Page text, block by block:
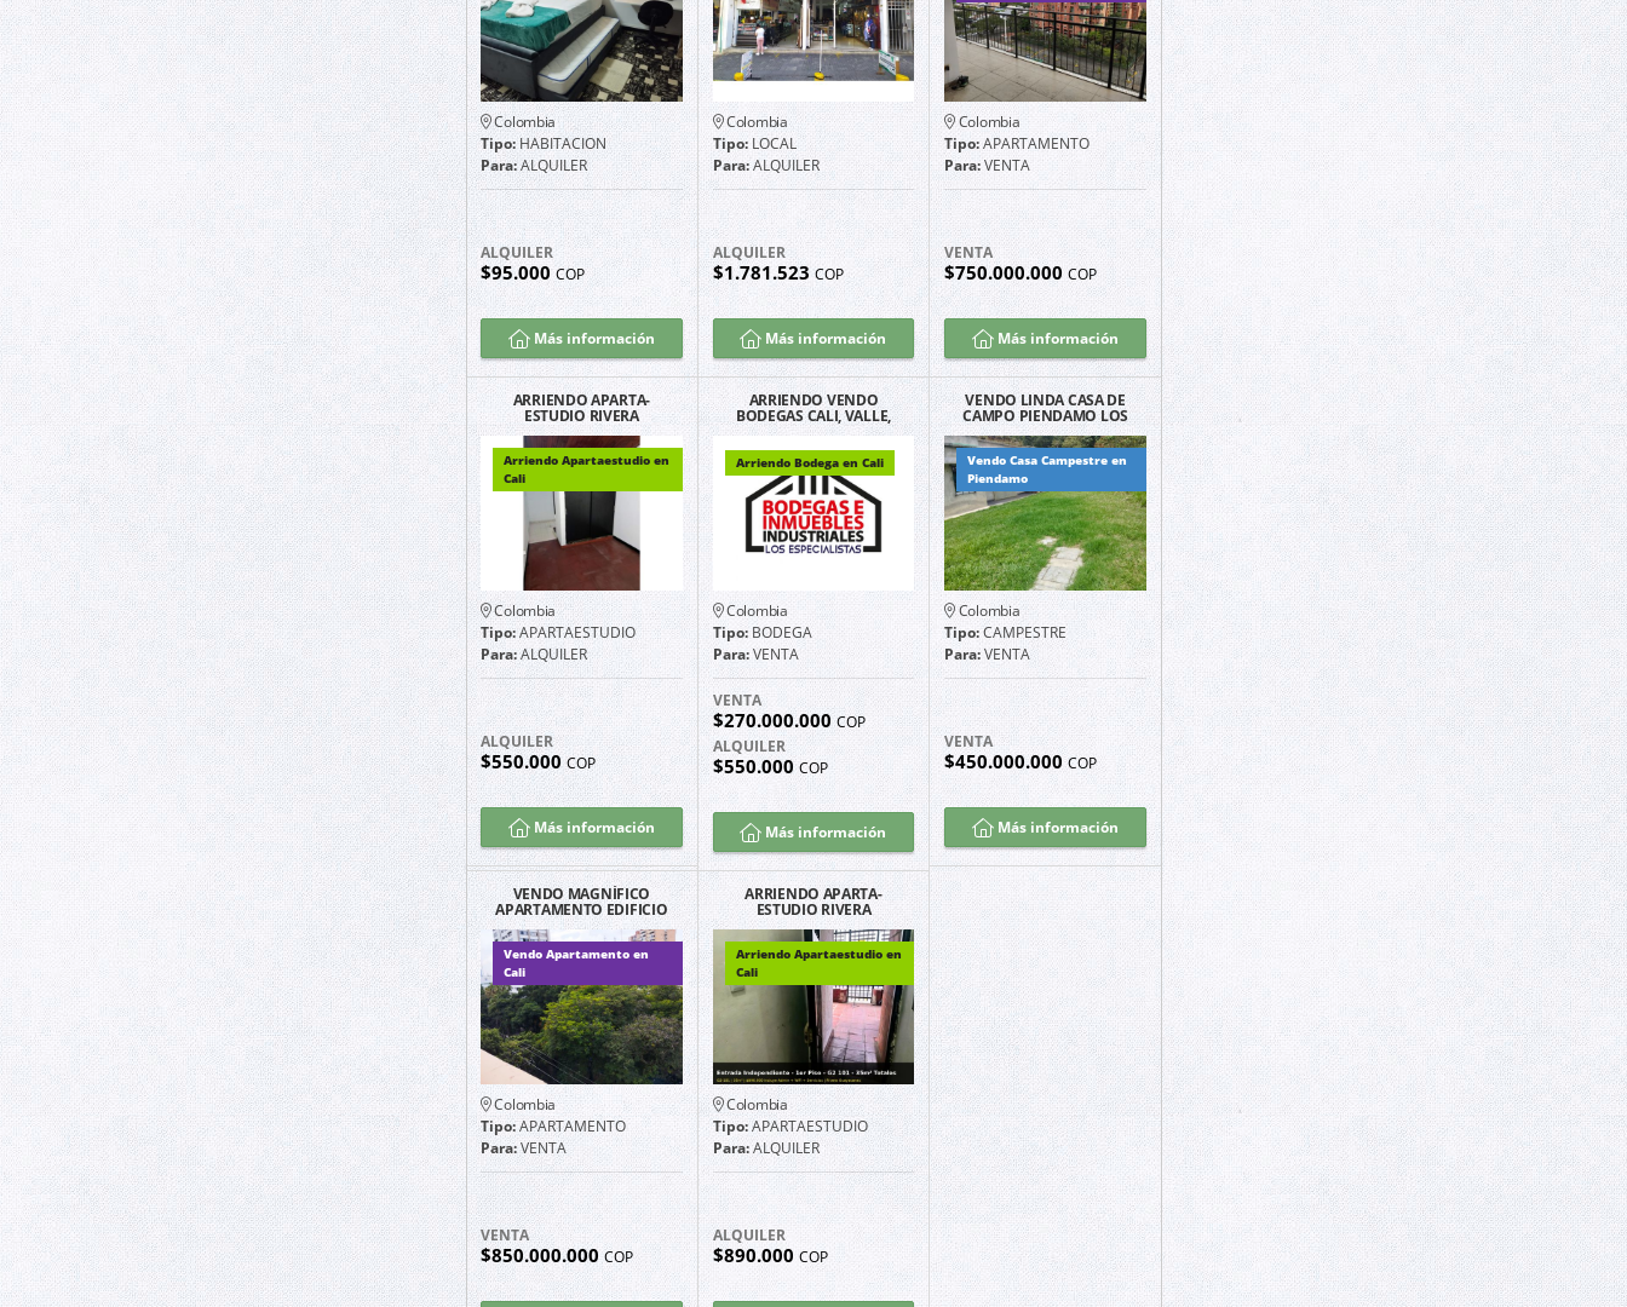
Colombia
Tipo:HABITACION
Para:ALQUILER
ALQUILER
$95.000COP
Más información
Colombia
Tipo:LOCAL
Para:ALQUILER
ALQUILER
$1.781.523 COP
Más información
Colombia
Tipo:APARTAMENTO
Para:VENTA
VENTA
$750.000.000COP
Más información
ARRIENDO APARTA-
ESTUDIO RIVERA
GUAYACANES EXCELENTE
UBICACIÓN G2202
Arriendo Apartaestudio en
Cali
Colombia
Tipo:APARTAESTUDIO
Para:ALQUILER
ALQUILER
$550.000 COP
Más información
ARRIENDO VENDO
BODEGAS CALI, VALLE,
COLOMBIA Y PANAMA
Arriendo Bodega en Cali
Colombia
Tipo:BODEGA
Para:VENTA
VENTA
$270.000.000COP
ALQUILER
$550.000COP
Más información
VENDO LINDA CASA DE
CAMPO PIENDAMO LOS
ALPES CAUCA
Vendo Casa Campestre en
Piendamo
Colombia
Tipo:CAMPESTRE
Para:VENTA
VENTA
$450.000.000COP
Más información
VENDO MAGNÍFICO
APARTAMENTO EDIFICIO
LAS FUENTES GRANADA
NORTE CALI
Vendo Apartamento en
Cali
Colombia
Tipo:APARTAMENTO
Para:VENTA
VENTA
$850.000.000 COP
ARRIENDO APARTA-
ESTUDIO RIVERA
GUAYACANES EXCELENTE
UBICACIÓN G2101
Arriendo Apartaestudio en
Cali
Colombia
Tipo:APARTAESTUDIO
Para:ALQUILER
ALQUILER
$890.000 COP